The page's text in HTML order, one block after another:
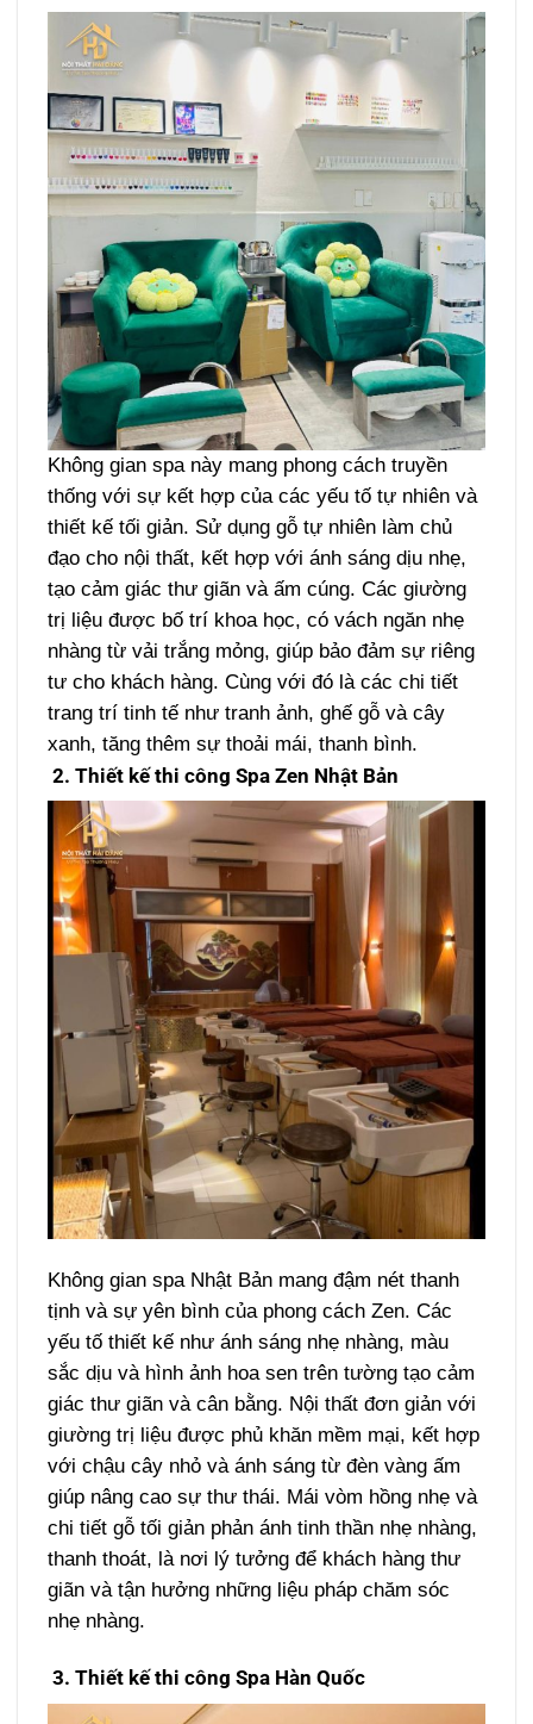
Không gian spa này mang phong cách truyền
thống với sự kết hợp của các yếu tố tự nhiên và
thiết kế tối giản. Sử dụng gỗ tự nhiên làm chủ
đạo cho nội thất, kết hợp với ánh sáng dịu nhẹ,
tạo cảm giác thư giãn và ấm cúng. Các giường
trị liệu được bố trí khoa học, có vách ngăn nhẹ
nhàng từ vải trắng mỏng, giúp bảo đảm sự riêng
tư cho khách hàng. Cùng với đó là các chi tiết
trang trí tinh tế như tranh ảnh, ghế gỗ và cây
xanh, tăng thêm sự thoải mái, thanh bình.
2. Thiết kế thi công Spa Zen Nhật Bản
Không gian spa Nhật Bản mang đậm nét thanh
tịnh và sự yên bình của phong cách Zen. Các
yếu tố thiết kế như ánh sáng nhẹ nhàng, màu
sắc dịu và hình ảnh hoa sen trên tường tạo cảm
giác thư giãn và cân bằng. Nội thất đơn giản với
giường trị liệu được phủ khăn mềm mại, kết hợp
với chậu cây nhỏ và ánh sáng từ đèn vàng ấm
giúp nâng cao sự thư thái. Mái vòm hồng nhẹ và
chi tiết gỗ tối giản phản ánh tinh thần nhẹ nhàng,
thanh thoát, là nơi lý tưởng để khách hàng thư
giãn và tận hưởng những liệu pháp chăm sóc
nhẹ nhàng.
3. Thiết kế thi công Spa Hàn Quốc